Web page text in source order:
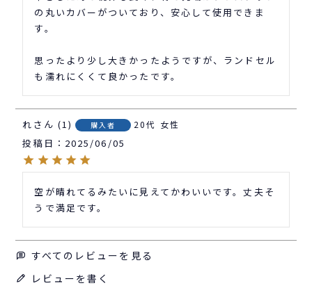
の丸いカバーがついており、安心して使用できま
す。
思ったより少し大きかったようですが、ランドセル
も濡れにくくて良かったです。
れ 1 購入者 20代 女性
投稿日 2025/06/05
空が晴れてるみたいに見えてかわいいです。丈夫そ
うで満足です。
すべてのレビューを見る
レビューを書く